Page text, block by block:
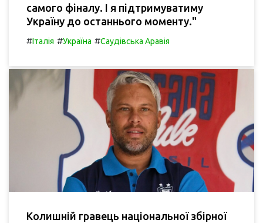
самого фіналу. І я підтримуватиму
Україну до останнього моменту."
#Італія #Україна #Саудівська Аравія
Колишній гравець національної збірної